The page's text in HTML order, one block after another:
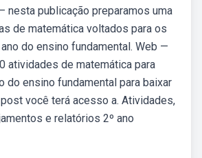
nesta publicação preparamos uma
de matemática voltados para os
do ensino fundamental. Web —
atividades de matemática para
do ensino fundamental para baixar
você terá acesso a. Atividades,
e relatórios 2º ano